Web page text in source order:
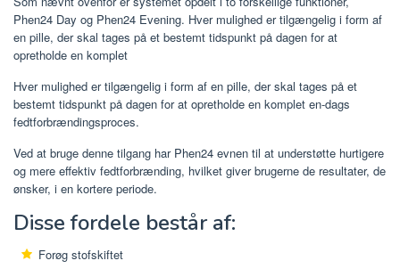
Phen24 Day og Phen24 Evening. Hver mulighed er tilgængelig i form af
en pille, der skal tages på et bestemt tidspunkt på dagen for at
opretholde en komplet
Hver mulighed er tilgængelig i form af en pille, der skal tages på et
bestemt tidspunkt på dagen for at opretholde en komplet en-dags
fedtforbrændingsproces.
Ved at bruge denne tilgang har Phen24 evnen til at understøtte hurtigere
og mere effektiv fedtforbrænding, hvilket giver brugerne de resultater, de
ønsker, i en kortere periode.
Disse fordele består af:
Forøg stofskiftet